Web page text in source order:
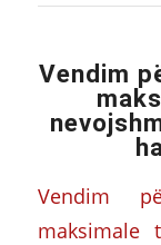
Vendim
Vendim
maksimale